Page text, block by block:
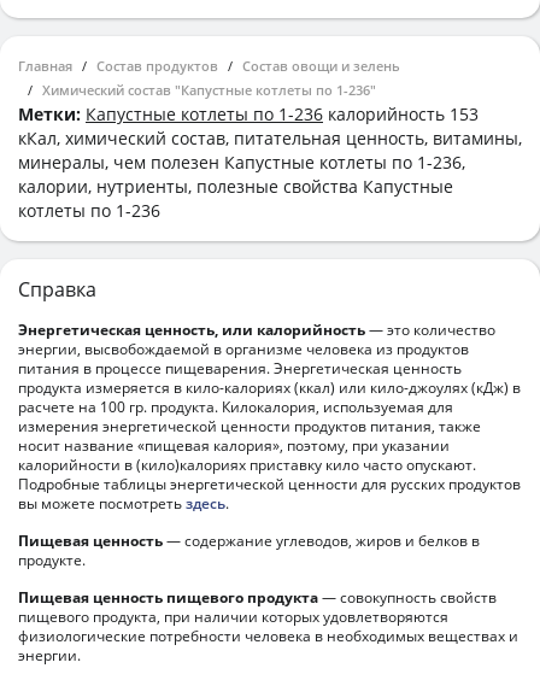
Главная Состав продуктов
Состав овощи и зелень
Химический состав "Капустные котлеты по 1-236"
Метки: Капустные котлеты по 1-236 калорийность 153
кКал, химический состав, питательная ценность, витамины,
минералы, чем полезен Капустные котлеты по 1-236,
калории, нутриенты, полезные свойства Капустные
котлеты по 1-236
Справка
Энергетическая ценность, или калорийность— это количество
энергии, высвобождаемой в организме человека из продуктов
питания в процессе пищеварения. Энергетическая ценность
продукта измеряется в кило-калориях (ккал) или кило-джоулях (кДж) в
расчете на 100 гр. продукта. Килокалория, используемая для
измерения энергетической ценности продуктов питания, также
носит название «пищевая калория», поэтому, при указании
калорийности в (кило)калориях приставку кило часто опускают.
Подробные таблицы энергетической ценности для русских продуктов
вы можете посмотретьздесь.
Пищевая ценность— содержание углеводов, жиров и белков в
продукте.
Пищевая ценность пищевого продукта— совокупность свойств
пищевого продукта, при наличии которых удовлетворяются
физиологические потребности человека в необходимых веществах и
энергии.